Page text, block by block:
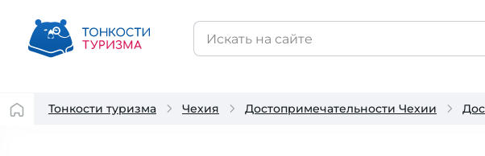
Тонкости туризма Чехия Достопримечательности Чехии